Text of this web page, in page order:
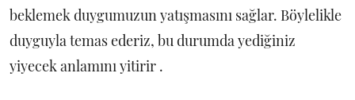
beklemek duygumuzun yatışmasını sağlar. Böylelikle
duyguyla temas ederiz, bu durumda yediğiniz
yiyecek anlamını yitirir .